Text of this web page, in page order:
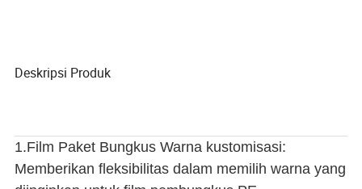
Deskripsi Produk
1.Film Paket Bungkus Warna kustomisasi:
Memberikan fleksibilitas dalam memilih warna yang